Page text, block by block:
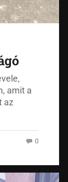
amit a
az
0